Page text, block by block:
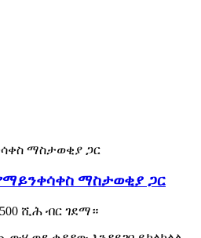
ማስታወቂያ ጋር
ሺሕ ብር ገደማ።